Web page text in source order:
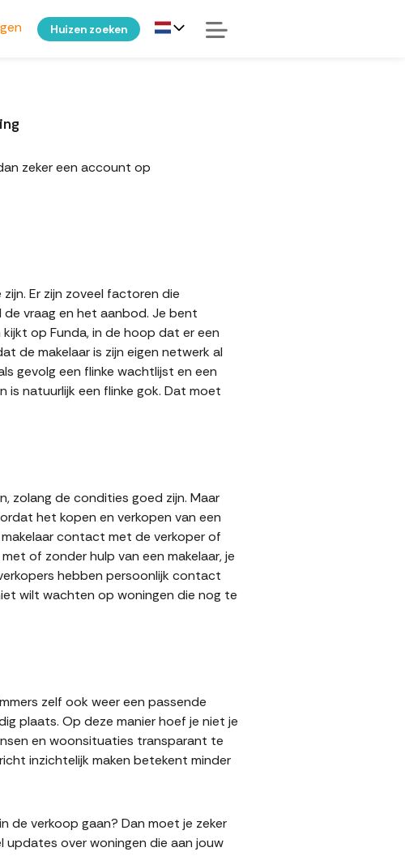
Huizen zoeken
zeker een account op
Er zijn zoveel factoren die
vraag en het aanbod. Je bent
op Funda, in de hoop dat er een
de makelaar is zijn eigen netwerk al
gevolg een flinke wachtlijst en een
is natuurlijk een flinke gok. Dat moet
zolang de condities goed zijn. Maar
het kopen en verkopen van een
contact met de verkoper of
of zonder hulp van een makelaar, je
hebben persoonlijk contact
wilt wachten op woningen die nog te
zelf ook weer een passende
plaats. Op deze manier hoef je niet je
en woonsituaties transparant te
inzichtelijk maken betekent minder
de verkoop gaan? Dan moet je zeker
updates over woningen die aan jouw